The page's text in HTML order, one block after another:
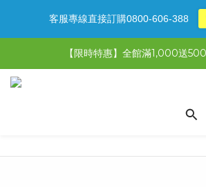
【限時特惠】全館滿1,000送
【限時特惠】全館滿1,000送
【首購免運再送500購物金】馬
客服專線直接訂購0800-606-388